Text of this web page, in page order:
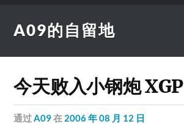
A09的自留地
今天败入小钢炮
通过A09在 2006 年 08 月 12 日